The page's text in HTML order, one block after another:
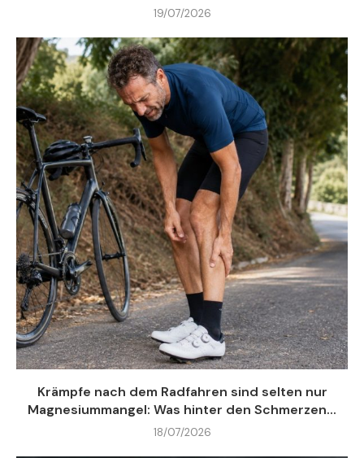
19/07/2026
Krämpfe nach dem Radfahren sind selten nur
Magnesiummangel: Was hinter den Schmerzen...
18/07/2026